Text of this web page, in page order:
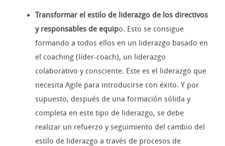
Transformar el estilo de liderazgo de los directivos
y responsables de equipo. Esto se consigue
formando a todos ellos en un liderazgo basado en
el coaching (líder-coach), un liderazgo
colaborativo y consciente. Este es el liderazgo que
necesita Agile para introducirse con éxito. Y por
supuesto, después de una formación sólida y
completa en este tipo de liderazgo, se debe
realizar un refuerzo y seguimiento del cambio del
estilo de liderazgo a través de procesos de